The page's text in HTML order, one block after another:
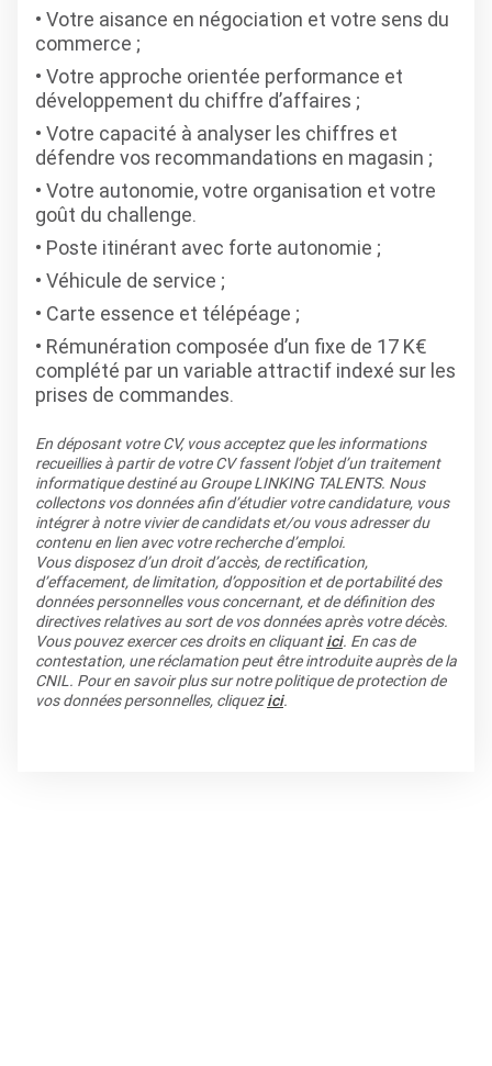
Votre aisance en négociation et votre sens du
commerce ;
Votre approche orientée performance et
développement du chiffre d’affaires ;
Votre capacité à analyser les chiffres et
défendre vos recommandations en magasin ;
Votre autonomie, votre organisation et votre
goût du challenge.
Poste itinérant avec forte autonomie ;
Véhicule de service ;
Carte essence et télépéage ;
Rémunération composée d’un fixe de 17 K€
complété par un variable attractif indexé sur les
prises de commandes.
En déposant votre CV, vous acceptez que les informations
recueillies à partir de votre CV fassent l’objet d’un traitement
informatique destiné au Groupe LINKING TALENTS. Nous
collectons vos données afin d’étudier votre candidature, vous
intégrer à notre vivier de candidats et/ou vous adresser du
contenu en lien avec votre recherche d’emploi.
Vous disposez d’un droit d’accès, de rectification,
d’effacement, de limitation, d’opposition et de portabilité des
données personnelles vous concernant, et de définition des
directives relatives au sort de vos données après votre décès.
Vous pouvez exercer ces droits en cliquantici. En cas de
contestation, une réclamation peut être introduite auprès de la
CNIL. Pour en savoir plus sur notre politique de protection de
vos données personnelles, cliquezici.